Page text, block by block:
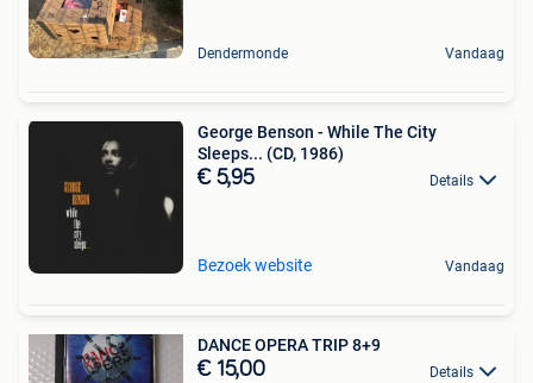
Dendermonde Vandaag
George Benson - While The City
Sleeps... (CD, 1986)
€ 5,95 Details
Bezoek website Vandaag
DANCE OPERA TRIP 8+9
€ 15,00 Details